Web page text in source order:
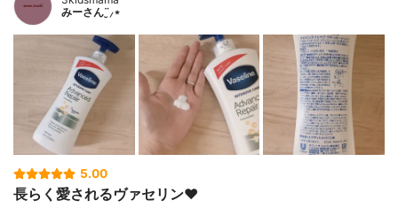
みーさん¨̮⸝⋆
5.00
長らく愛されるヴァセリン♥︎